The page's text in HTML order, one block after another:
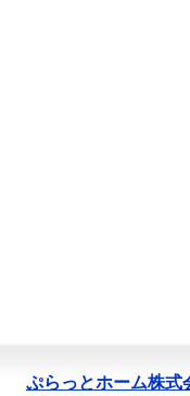
ぷらっとホーム株式